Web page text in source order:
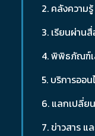
2. คลังความ
3. เรียนผ่าน
4. พิพิธภัณฑ์
5. บริการออ
6. แลกเปลี่ย
7. ข่าวสาร แ